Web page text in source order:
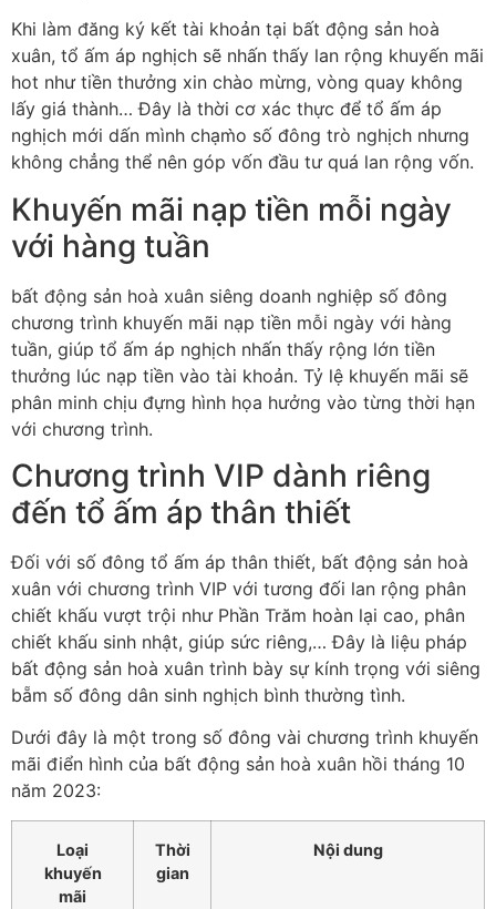
Khi làm đăng ký kết tài khoản tại bất động sản hoà
xuân, tổ ấm áp nghịch sẽ nhấn thấy lan rộng khuyến mãi
hot như tiền thưởng xin chào mừng, vòng quay không
lấy giá thành… Đây là thời cơ xác thực để tổ ấm áp
nghịch mới dấn mình chạm̀o số đông trò nghịch nhưng
không chẳng thể nên góp vốn đầu tư quá lan rộng vốn.
Khuyến mãi nạp tiền mỗi ngày
với hàng tuần
bất động sản hoà xuân siêng doanh nghiệp số đông
chương trình khuyến mãi nạp tiền mỗi ngày với hàng
tuần, giúp tổ ấm áp nghịch nhấn thấy rộng lớn tiền
thưởng lúc nạp tiền vào tài khoản. Tỷ lệ khuyến mãi sẽ
phân minh chịu đựng hình họa hưởng vào từng thời hạn
với chương trình.
Chương trình VIP dành riêng
đến tổ ấm áp thân thiết
Đối với số đông tổ ấm áp thân thiết, bất động sản hoà
xuân với chương trình VIP với tương đối lan rộng phân
chiết khấu vượt trội như Phần Trăm hoàn lại cao, phân
chiết khấu sinh nhật, giúp sức riêng,… Đây là liệu pháp
bất động sản hoà xuân trình bày sự kính trọng với siêng
bẵm số đông dân sinh nghịch bình thường tình.
Dưới đây là một trong số đông vài chương trình khuyến
mãi điển hình của bất động sản hoà xuân hồi tháng 10
năm 2023:
Loại
khuyến
mãi
Thời
gian
Nội dung